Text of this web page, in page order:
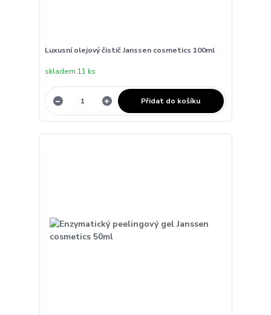
Luxusní olejový čistič Janssen cosmetics 100ml
skladem 11 ks
Přidat do košíku